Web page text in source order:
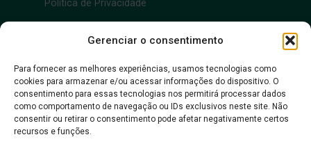
Gerenciar o consentimento
Para fornecer as melhores experiências, usamos tecnologias como
cookies para armazenar e/ou acessar informações do dispositivo. O
consentimento para essas tecnologias nos permitirá processar dados
como comportamento de navegação ou IDs exclusivos neste site. Não
consentir ou retirar o consentimento pode afetar negativamente certos
recursos e funções.
Política de Privacidade
Acessibilidade
Acessibilidade